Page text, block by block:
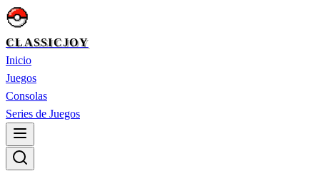
CLASSICJOY
Inicio
Juegos
Consolas
Series de Juegos